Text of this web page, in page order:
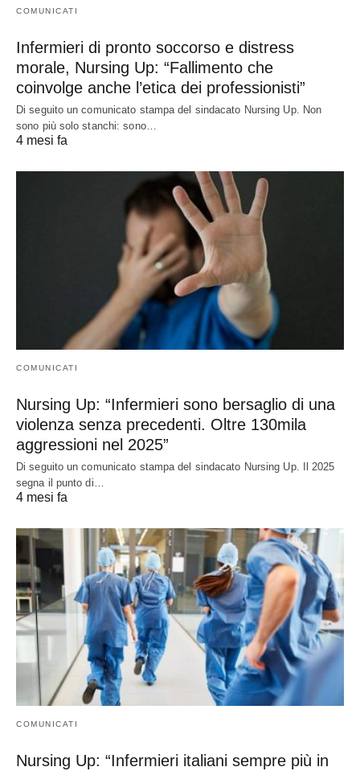
COMUNICATI
Infermieri di pronto soccorso e distress
morale, Nursing Up: “Fallimento che
coinvolge anche l’etica dei professionisti”
Di seguito un comunicato stampa del sindacato Nursing Up. Non
sono più solo stanchi: sono…
4 mesi fa
COMUNICATI
Nursing Up: “Infermieri sono bersaglio di una
violenza senza precedenti. Oltre 130mila
aggressioni nel 2025”
Di seguito un comunicato stampa del sindacato Nursing Up. Il 2025
segna il punto di…
4 mesi fa
COMUNICATI
Nursing Up: “Infermieri italiani sempre più in